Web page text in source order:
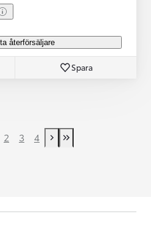
återförsäljare
Spara
page
2 3 4
Next page
Last Page